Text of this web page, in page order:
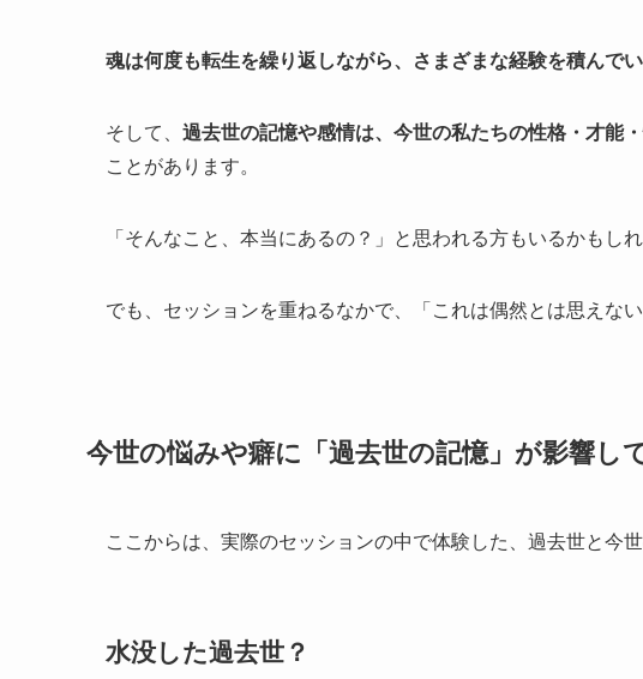
魂は何度も転生を繰り返しながら、さまざまな経験を積んで
そして、 過去世の記憶や感情は、今世の私たちの性格・才能
ことがあります。
「そんなこと、本当にあるの？」と思われる方もいるかもしれ
でも、セッションを重ねるなかで、「これは偶然とは思えな
今世の悩みや癖に「過去世の記憶」が影響し
ここからは、実際のセッションの中で体験した、過去世と今
水没した過去世？